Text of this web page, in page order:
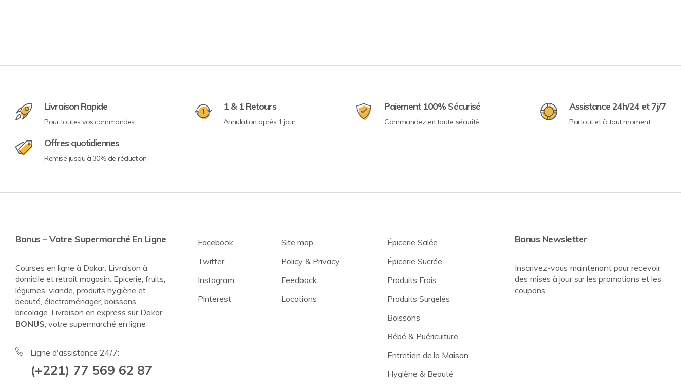
Livraison Rapide
Pour toutes vos commandes
1 & 1 Retours
Annulation après 1 jour
Paiement 100% Sécurisé
Commandez en toute sécurité
Assistance 24h/24 et 7j/7
Partout et à tout moment
Offres quotidiennes
Remise jusqu'à 30% de réduction
Bonus – Votre Supermarché En Ligne
Courses en ligne à Dakar. Livraison à
domicile et retrait magasin. Epicerie, fruits,
légumes, viande, produits hygiène et
beauté, électroménager, boissons,
bricolage. Livraison en express sur Dakar.
BONUS, votre supermarché en ligne
Ligne d'assistance 24/7:
(+221) 77 569 62 87
Facebook
Twitter
Instagram
Pinterest
Site map
Policy & Privacy
Feedback
Locations
Épicerie Salée
Épicerie Sucrée
Produits Frais
Produits Surgelés
Boissons
Bébé & Puériculture
Entretien de la Maison
Hygiène & Beauté
Bonus Newsletter
Inscrivez-vous maintenant pour recevoir
des mises à jour sur les promotions et les
coupons.